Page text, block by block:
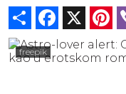
Share Facebook
freepik